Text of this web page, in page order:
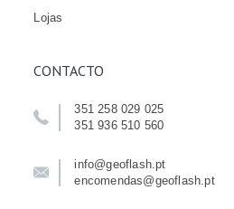
Lojas
CONTACTO
351 258 029 025
351 936 510 560
info@geoflash.pt
encomendas@geoflash.pt